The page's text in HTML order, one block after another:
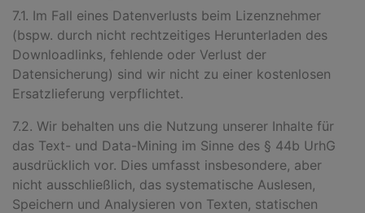
7.1. Im Fall eines Datenverlusts beim Lizenznehmer
(bspw. durch nicht rechtzeitiges Herunterladen des
Downloadlinks, fehlende oder Verlust der
Datensicherung) sind wir nicht zu einer kostenlosen
Ersatzlieferung verpflichtet.
7.2. Wir behalten uns die Nutzung unserer Inhalte für
das Text- und Data-Mining im Sinne des § 44b UrhG
ausdrücklich vor. Dies umfasst insbesondere, aber
nicht ausschließlich, das systematische Auslesen,
Speichern und Analysieren von Texten, statischen